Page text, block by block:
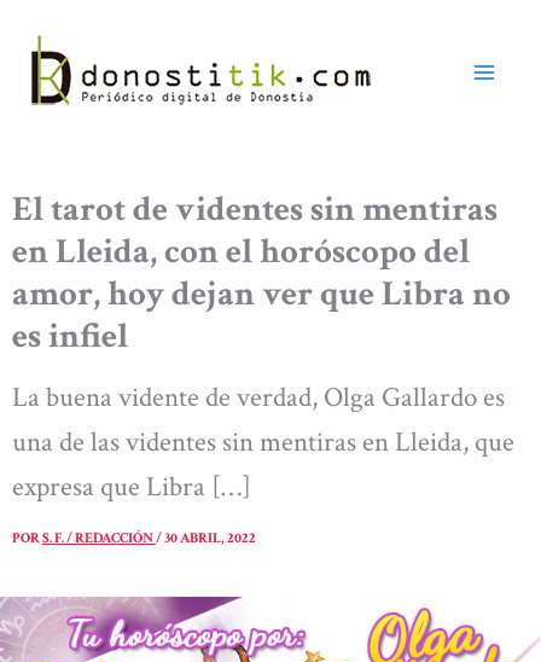
contenido
El tarot de videntes sin mentiras
en Lleida, con el horóscopo del
amor, hoy dejan ver que Libra no
es infiel
La buena vidente de verdad, Olga Gallardo es
una de las videntes sin mentiras en Lleida, que
expresa que Libra […]
PORS. F. / REDACCIÓN/30 ABRIL, 2022